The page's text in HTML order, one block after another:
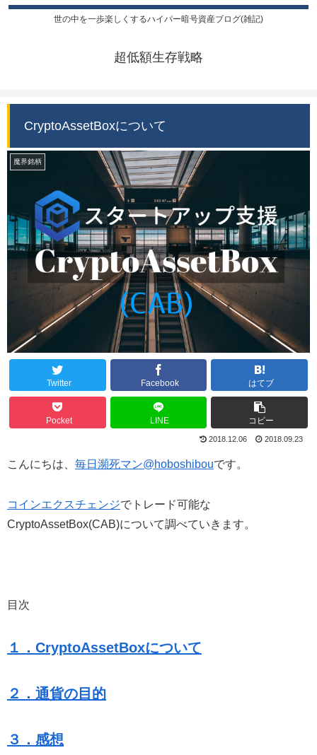
世の中を一歩楽しくするハイパー暗号資産ブログ(雑記)
超低額生存戦略
CryptoAssetBoxについて
魔界銘柄
Twitter Facebook はてブ
Pocket LINE コピー
2018.12.06 2018.09.23
こんにちは、 毎日瀕死マン@hoboshibouです。
コインエクスチェンジでトレード可能な
CryptoAssetBox(CAB)について調べていきます。
目次
１．CryptoAssetBoxについて
２．通貨の目的
３．感想